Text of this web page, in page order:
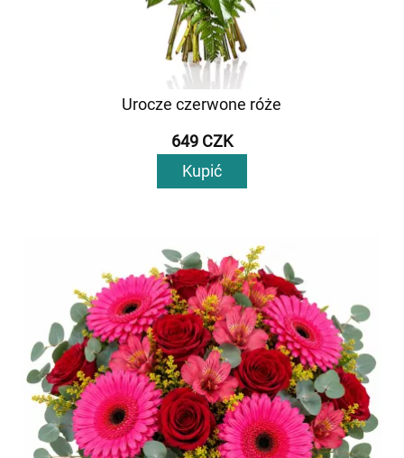
Urocze czerwone róże
649 CZK
Kupić